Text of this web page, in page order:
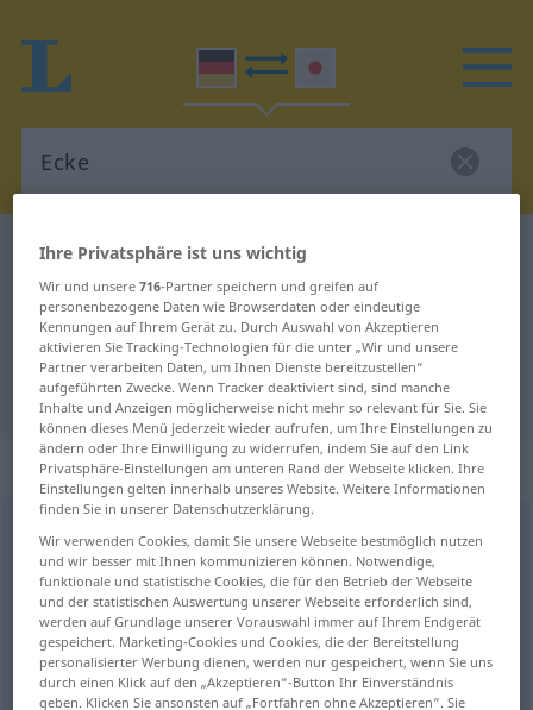
Deutsch-Japanisch Wörterbuch
Deutsch-Japanisch Übersetzung
für "Ecke"
"Ecke" Japanisch Übersetzung
„Ecke“: weiblich
Ecke
Übersicht aller Übersetzungen
(Für mehr Details die Übersetzung anklicken/antippen)
角, 隅
Ihre Privatsphäre ist uns wichtig
Wir und unsere716-Partner speichern und greifen auf
personenbezogene Daten wie Browserdaten oder eindeutige
Kennungen auf Ihrem Gerät zu. Durch Auswahl von Akzeptieren
aktivieren Sie Tracking-Technologien für die unter „Wir und unsere
Partner verarbeiten Daten, um Ihnen Dienste bereitzustellen“
aufgeführten Zwecke. Wenn Tracker deaktiviert sind, sind manche
Inhalte und Anzeigen möglicherweise nicht mehr so relevant für Sie. Sie
können dieses Menü jederzeit wieder aufrufen, um Ihre Einstellungen zu
ändern oder Ihre Einwilligung zu widerrufen, indem Sie auf den Link
Privatsphäre-Einstellungen am unteren Rand der Webseite klicken. Ihre
Einstellungen gelten innerhalb unseres Website. Weitere Informationen
finden Sie in unserer Datenschutzerklärung.
Wir verwenden Cookies, damit Sie unsere Webseite bestmöglich nutzen
und wir besser mit Ihnen kommunizieren können. Notwendige,
funktionale und statistische Cookies, die für den Betrieb der Webseite
und der statistischen Auswertung unserer Webseite erforderlich sind,
werden auf Grundlage unserer Vorauswahl immer auf Ihrem Endgerät
gespeichert. Marketing-Cookies und Cookies, die der Bereitstellung
personalisierter Werbung dienen, werden nur gespeichert, wenn Sie uns
durch einen Klick auf den „Akzeptieren“-Button Ihr Einverständnis
geben. Klicken Sie ansonsten auf „Fortfahren ohne Akzeptieren“. Sie